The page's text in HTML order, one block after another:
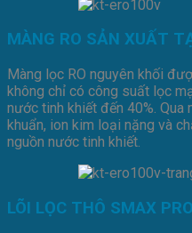
MÀNG RO SẢN XUẤT
Màng lọc RO nguyên khối
không chỉ có công suất lọc
nước tinh khiết đến 40%. Qua
khuẩn, ion kim loại nặng và
nguồn nước tinh khiết.
LÕI LỌC THÔ SMAX